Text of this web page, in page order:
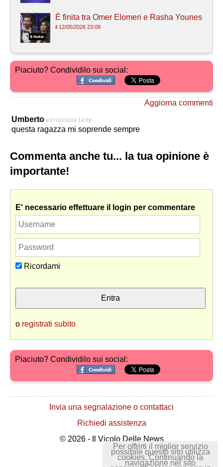
È finita tra Omer Elomeri e Rasha Younes
il 12/05/2026 23:09
Piaciuto? Condividilo sui social:
Aggiorna commenti
Umberto il 07/10/2024 14:08
questa ragazza mi soprende sempre
Commenta anche tu... la tua opinione è
importante!
E' necessario effettuare il login per commentare
Ricordami
o registrati subito
Piaciuto? Condividilo sui social:
Invia una segnalazione o contattaci
Richiedi assistenza
© 2026 - Il Vicolo Delle News
Per offrirti il miglior servizio
possibile questo sito utilizza
cookies. Continuando la
navigazione nel sito